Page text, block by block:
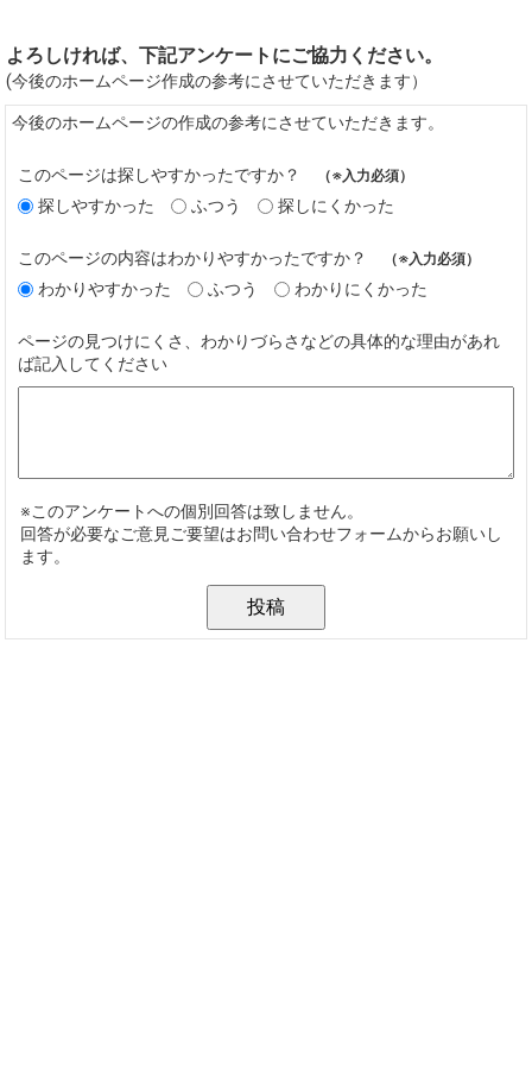
よろしければ、下記アンケートにご協力ください。
(今後のホームページ作成の参考にさせていただきます）
今後のホームページの作成の参考にさせていただきます。
このページは探しやすかったですか？ （※入力必須）
探しやすかった ふつう 探しにくかった
このページの内容はわかりやすかったですか？ （※入力必須）
わかりやすかった ふつう わかりにくかった
ページの見つけにくさ、わかりづらさなどの具体的な理由があれ
ば記入してください
※このアンケートへの個別回答は致しません。
回答が必要なご意見ご要望はお問い合わせフォームからお願いし
ます。